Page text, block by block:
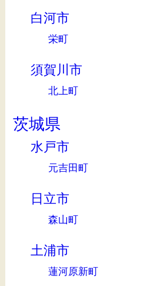
白河市
栄町
須賀川市
北上町
茨城県
水戸市
元吉田町
日立市
森山町
土浦市
蓮河原新町